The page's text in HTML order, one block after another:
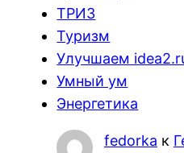
ТРИЗ
Туризм
Улучшаем
Умный ум
Энергетика
fedorka к